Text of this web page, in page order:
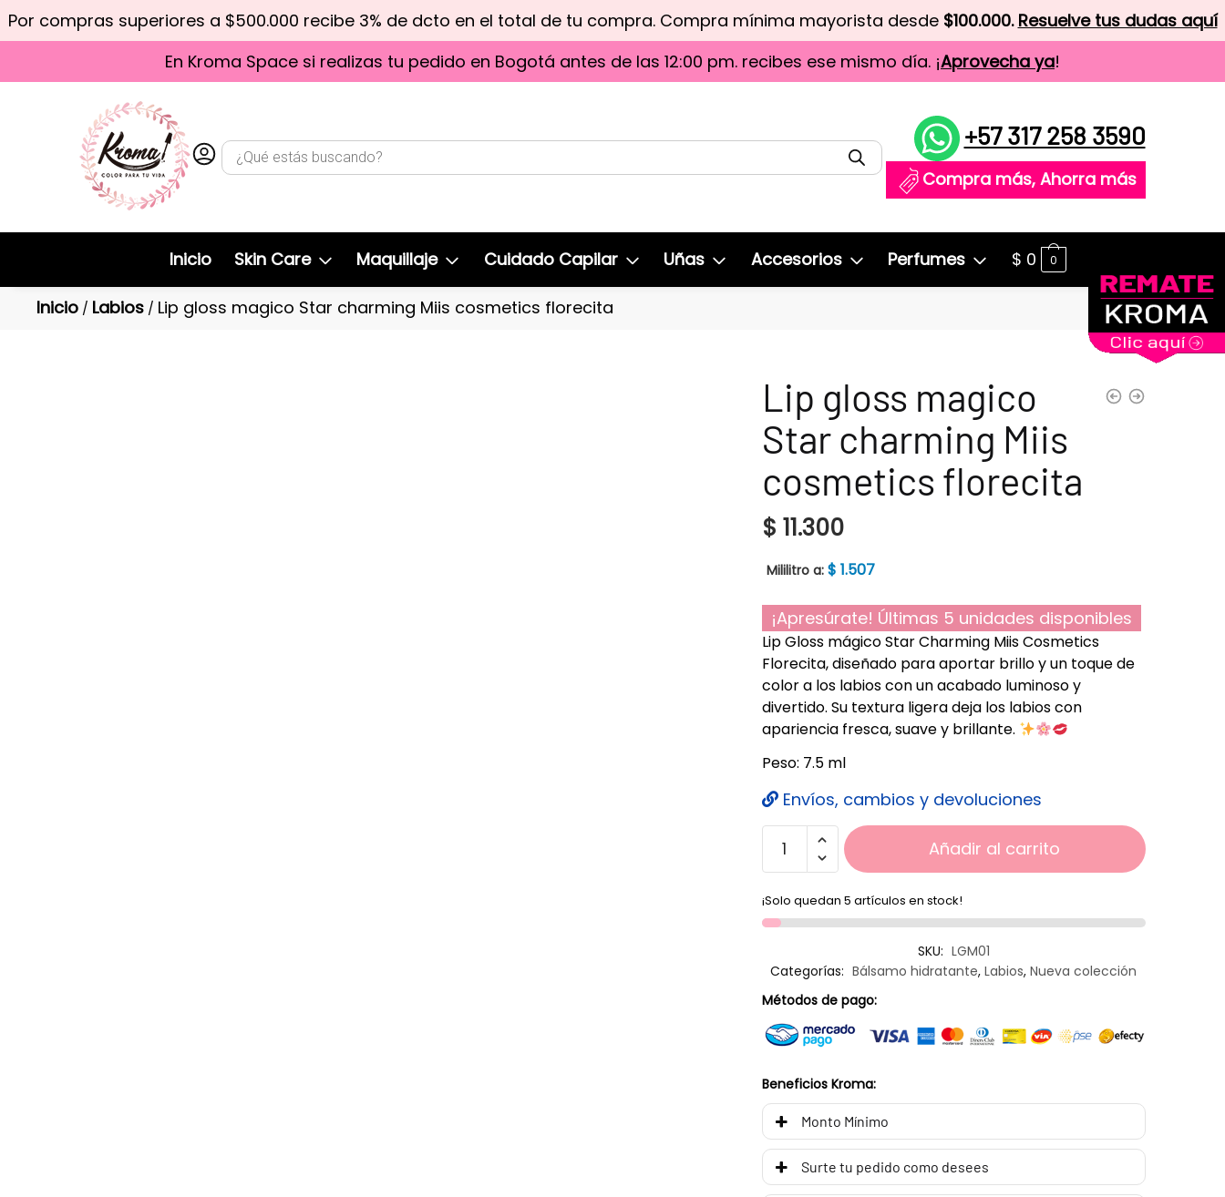
Por compras superiores a $500.000 recibe 3% de dcto en el total de tu compra. Compra mínima mayorista desde $100.000. Resuelve tus dudas aquí
En Kroma Space si realizas tu pedido en Bogotá antes de las 12:00 pm. recibes ese mismo día. ¡Aprovecha ya!
+57 317 258 3590
Compra más, Ahorra más
Inicio Skin Care Maquillaje Cuidado Capilar Uñas Accesorios Perfumes $ 0 0
Inicio / Labios / Lip gloss magico Star charming Miis cosmetics florecita
Lip gloss magico
Star charming Miis
cosmetics florecita
$ 11.300
Mililitro a: $ 1.507
¡Apresúrate! Últimas 5 unidades disponibles
Lip Gloss mágico Star Charming Miis Cosmetics
Florecita, diseñado para aportar brillo y un toque de
color a los labios con un acabado luminoso y
divertido. Su textura ligera deja los labios con
apariencia fresca, suave y brillante.
Peso: 7.5 ml
Envíos, cambios y devoluciones
Añadir al carrito
¡Solo quedan 5 artículos en stock!
SKU: LGM01
Categorías: Bálsamo hidratante,Labios,Nueva colección
Métodos de pago:
Beneficios Kroma:
Monto Mínimo
Surte tu pedido como desees